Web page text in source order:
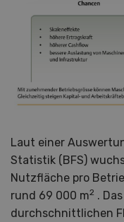
Laut einer
Statistik (BFS)
Nutzfläche pro
rund 69 000 m2 .
durchschnittlichen